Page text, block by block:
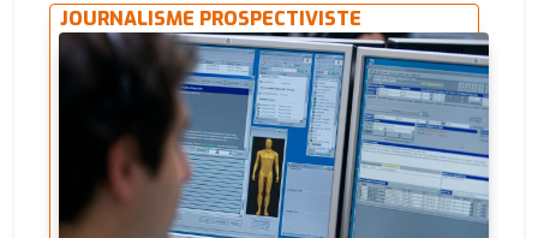
JOURNALISME PROSPECTIVISTE